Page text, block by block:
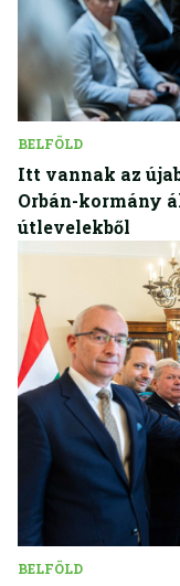
BELFÖLD
Itt vannak az
Orbán-kormány
útlevelekből
BELFÖLD